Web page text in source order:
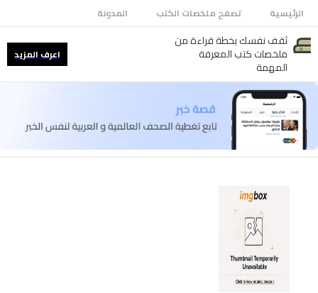
الرئيسية تصفح ملخصات الكتب المدونة
ثقف نفسك بخطة قراءة من
ملخصات كتب المعرفة
المهمة
اعرف المزيد